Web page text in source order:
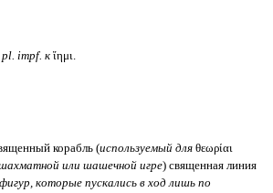
pl. impf. кἵημι.
корабль (используемый дляθεωρίαι
или шашечной игре) священная линия
которые пускались в ход лишь по